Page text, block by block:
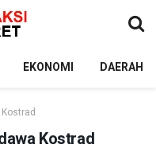
EKONOMI DAERAH
Kostrad